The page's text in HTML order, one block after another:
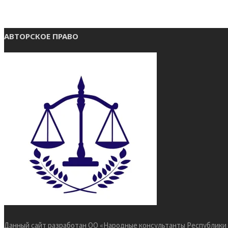
АВТОРСКОЕ ПРАВО
Данный сайт разработан ОО «Народные консультанты